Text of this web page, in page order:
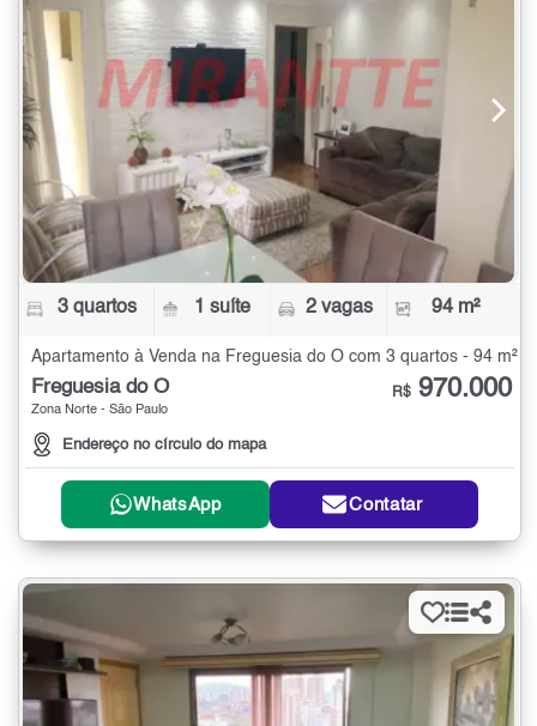
3 quartos 1 suíte 2 vagas 94 m²
Apartamento à Venda na Freguesia do Ó com 3 quartos - 94 m²
Freguesia do Ó
Zona Norte - São Paulo
Endereço no círculo do mapa
R$ 970.000
WhatsApp Contatar